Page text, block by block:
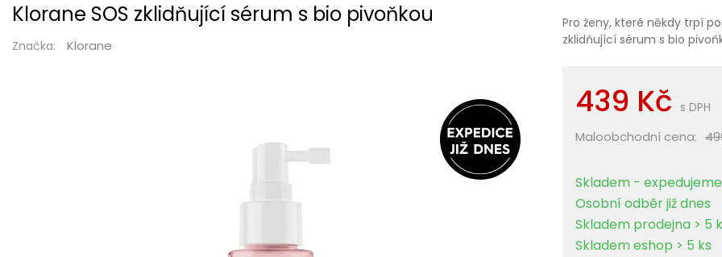
Klorane SOS zklidňující sérum s bio pivoňkou
Značka: Klorane
Pro ženy, které někdy trpí
zklidňující sérum s bio
439 Kč s DPH
Maloobchodní cena:
Skladem - expedujeme
Osobní odběr již dnes
Skladem prodejna > 5
Skladem eshop > 5 ks